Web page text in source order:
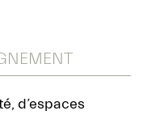
d’espaces